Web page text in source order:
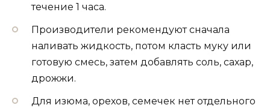
течение 1 часа.
Производители рекомендуют сначала
наливать жидкость, потом класть муку или
готовую смесь, затем добавлять соль, сахар,
дрожжи.
Для изюма, орехов, семечек нет отдельного